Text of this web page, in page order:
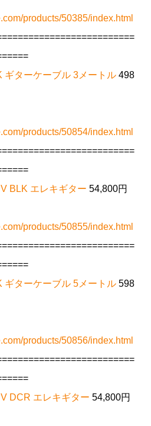
products/50385/index.html
ギターケーブル 3メートル 498
products/50854/index.html
BLK エレキギター 54,800円
products/50855/index.html
ギターケーブル 5メートル 598
products/50856/index.html
DCR エレキギター 54,800円